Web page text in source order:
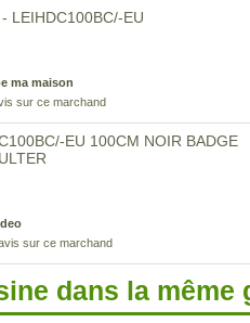
LEIHDC100BC/-EU
ma maison
sur ce marchand
EU 100CM NOIR BADGE
sur ce marchand
dans la même